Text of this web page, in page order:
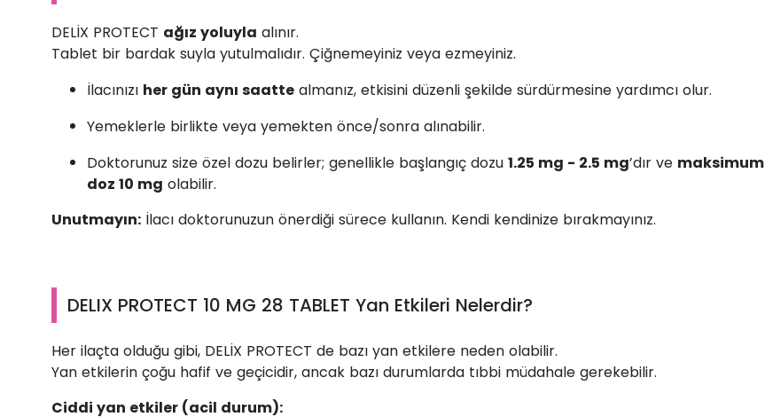
DELİX PROTECT ağız yoluyla alınır.
Tablet bir bardak suyla yutulmalıdır. Çiğnemeyiniz veya ezmeyiniz.
İlacınızı her gün aynı saatte almanız, etkisini düzenli şekilde sürdürmesine yardımcı olur.
Yemeklerle birlikte veya yemekten önce/sonra alınabilir.
Doktorunuz size özel dozu belirler; genellikle başlangıç dozu 1.25 mg - 2.5 mg’dır ve maksimum
doz 10 mg olabilir.
Unutmayın: İlacı doktorunuzun önerdiği sürece kullanın. Kendi kendinize bırakmayınız.
DELIX PROTECT 10 MG 28 TABLET Yan Etkileri Nelerdir?
Her ilaçta olduğu gibi, DELİX PROTECT de bazı yan etkilere neden olabilir.
Yan etkilerin çoğu hafif ve geçicidir, ancak bazı durumlarda tıbbi müdahale gerekebilir.
Ciddi yan etkiler (acil durum):